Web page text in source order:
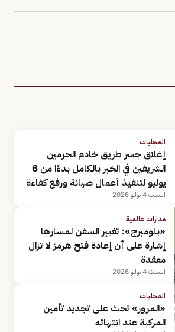
المحليات
إغلاق جسر طريق خادم الحرمين
الشريفين في الخبر بالكامل بدءًا من 6
يوليو لتنفيذ أعمال صيانة ورفع كفاءة
السبت 4 يوليو 2026
مدارات عالمية
«بلومبرج»: تغيير السفن لمسارها
إشارة على أن إعادة فتح هرمز لا تزال
معقدة
السبت 4 يوليو 2026
المحليات
«المرور» تحث على تجديد تأمين
المركبة عند انتهائه